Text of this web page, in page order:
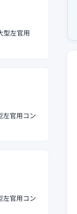
型左官用
官用コン
官用コン